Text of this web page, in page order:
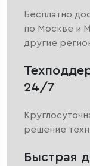
Бесплатно
по Москве и
другие
24/7
решение
Быстрая